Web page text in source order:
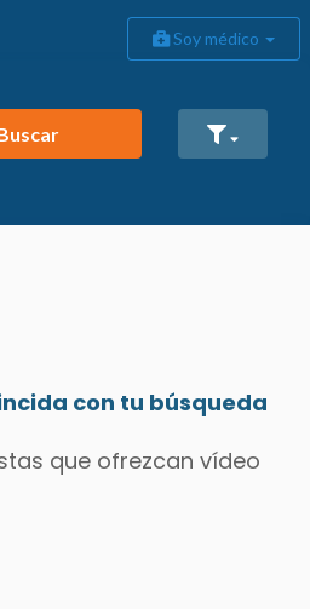
Soy médico
con tu búsqueda
que ofrezcan vídeo